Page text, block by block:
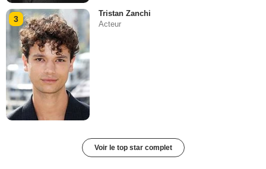
3
Tristan Zanchi
Acteur
Voir le top star complet